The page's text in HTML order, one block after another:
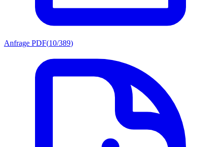
Anfrage PDF(10/389)